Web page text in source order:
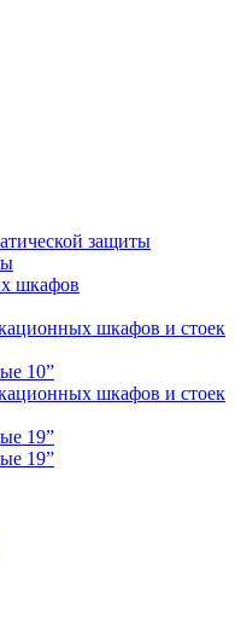
защиты
шкафов
шкафов и стоек
10”
шкафов и стоек
19”
19”